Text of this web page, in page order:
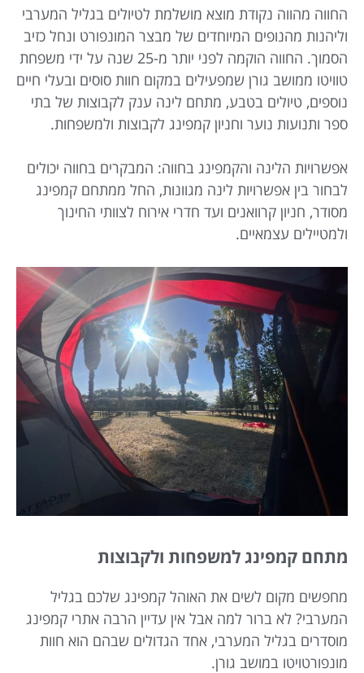
החווה מהווה נקודת מוצא מושלמת לטיולים בגליל המערבי
וליהנות מהנופים המיוחדים של מבצר המונפורט ונחל כזיב
הסמוך. החווה הוקמה לפני יותר מ-25 שנה על ידי משפחת
טוויטו ממושב גורן שמפעילים במקום חוות סוסים ובעלי חיים
נוספים, טיולים בטבע, מתחם לינה ענק לקבוצות של בתי
ספר ותנועות נוער וחניון קמפינג לקבוצות ולמשפחות.
אפשרויות הלינה והקמפינג בחווה: המבקרים בחווה יכולים
לבחור בין אפשרויות לינה מגוונות, החל ממתחם קמפינג
מסודר, חניון קרוואנים ועד חדרי אירוח לצוותי החינוך
ולמטיילים עצמאיים.
מתחם קמפינג למשפחות ולקבוצות
מחפשים מקום לשים את האוהל קמפינג שלכם בגליל
המערבי? לא ברור למה אבל אין עדיין הרבה אתרי קמפינג
מוסדרים בגליל המערבי, אחד הגדולים שבהם הוא חוות
מונפורטויטו במושב גורן.